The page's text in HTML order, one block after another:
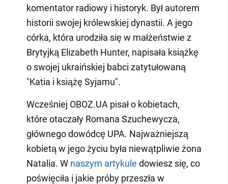
komentator radiowy i historyk. Był autorem
historii swojej królewskiej dynastii. A jego
córka, która urodziła się w małżeństwie z
Brytyjką Elizabeth Hunter, napisała książkę
o swojej ukraińskiej babci zatytułowaną
"Katia i książę Syjamu".
Wcześniej OBOZ.UA pisał o kobietach,
które otaczały Romana Szuchewycza,
głównego dowódcę UPA. Najważniejszą
kobietą w jego życiu była niewątpliwie żona
Natalia. W naszym artykule dowiesz się, co
poświęciła i jakie próby przeszła w